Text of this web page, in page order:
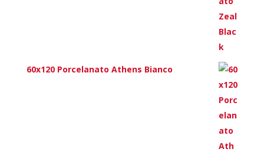
60x120 Porcelanato Athens Bianco